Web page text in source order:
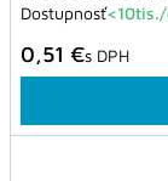
Dostupnosť<10tis./
0,51 €s DPH